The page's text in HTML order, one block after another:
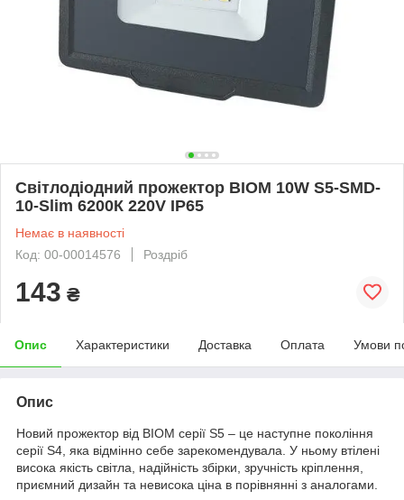
Світлодіодний прожектор BIOM 10W S5-SMD-
10-Slim 6200К 220V IP65
Немає в наявності
Код: 00-00014576
Роздріб
143 ₴
Опис Характеристики Доставка Оплата Умови
Опис
Новий прожектор від BIOM серії S5 – це наступне покоління
серії S4, яка відмінно себе зарекомендувала. У ньому втілені
висока якість світла, надійність збірки, зручність кріплення,
приємний дизайн та невисока ціна в порівнянні з аналогами.